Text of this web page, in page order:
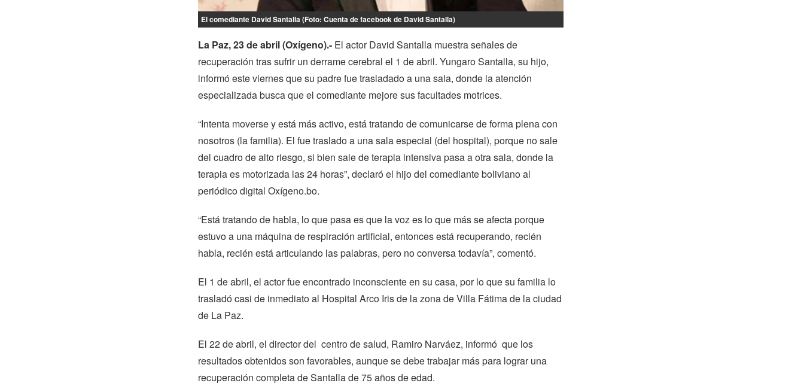
El comediante David Santalla (Foto: Cuenta de facebook de David Santalla)
La Paz, 23 de abril (Oxígeno).-El actor David Santalla muestra señales de
recuperación tras sufrir un derrame cerebral el 1 de abril. Yungaro Santalla, su hijo,
informó este viernes que su padre fue trasladado a una sala, donde la atención
especializada busca que el comediante mejore sus facultades motrices.
“Intenta moverse y está más activo, está tratando de comunicarse de forma plena con
nosotros (la familia). El fue traslado a una sala especial (del hospital), porque no sale
del cuadro de alto riesgo, si bien sale de terapia intensiva pasa a otra sala, donde la
terapia es motorizada las 24 horas”, declaró el hijo del comediante boliviano al
periódico digital Oxígeno.bo.
“Está tratando de habla, lo que pasa es que la voz es lo que más se afecta porque
estuvo a una máquina de respiración artificial, entonces está recuperando, recién
habla, recién está articulando las palabras, pero no conversa todavía”, comentó.
El 1 de abril, el actor fue encontrado inconsciente en su casa, por lo que su familia lo
trasladó casi de inmediato al Hospital Arco Iris de la zona de Villa Fátima de la ciudad
de La Paz.
El 22 de abril, el director del centro de salud, Ramiro Narváez, informó que los
resultados obtenidos son favorables, aunque se debe trabajar más para lograr una
recuperación completa de Santalla de 75 años de edad.